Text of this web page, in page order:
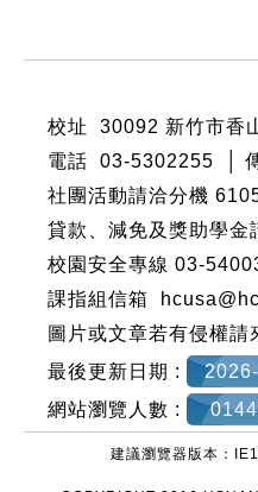
校址 30092 新竹市香
電話 03-5302255 │
社團活動請洽分機
貸款、減免及獎助學金
校園安全專線 03-
課指組信箱
圖片或文章若有侵權請
最後更新日期 :
網站瀏覽人數 :
建議瀏覽器版本：